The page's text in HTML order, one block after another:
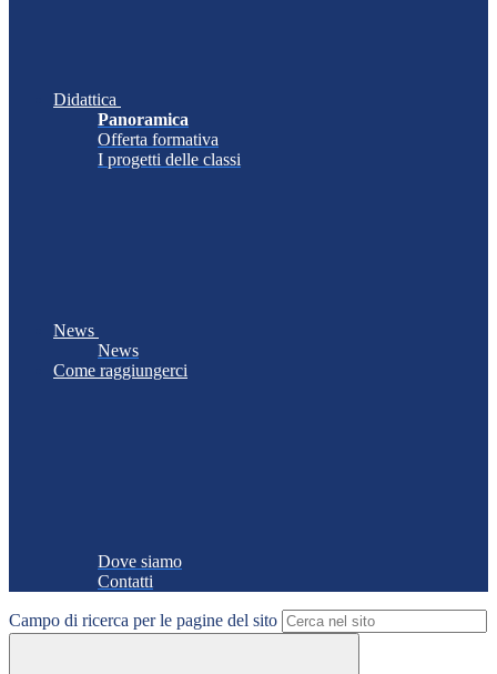
Didattica
Panoramica
Offerta formativa
I progetti delle classi
News
News
Come raggiungerci
Dove siamo
Contatti
Campo di ricerca per le pagine del sito